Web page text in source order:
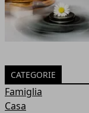
CATEGORIE
Famiglia
Casa